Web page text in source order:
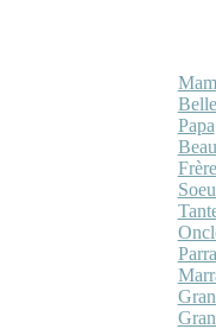
Papa
Frère